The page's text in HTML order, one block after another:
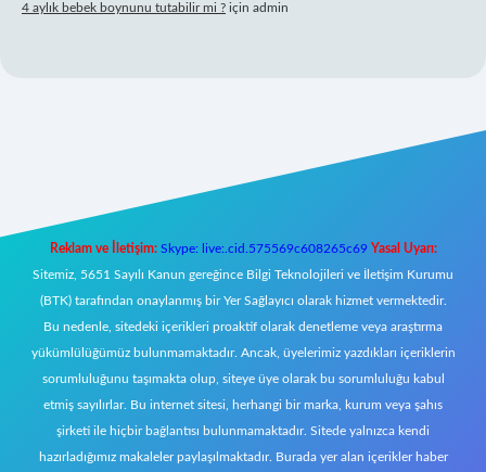
4 aylık bebek boynunu tutabilir mi ? için admin
Reklam ve İletişim: Skype: live:.cid.575569c608265c69 Yasal Uyarı:
Sitemiz, 5651 Sayılı Kanun gereğince Bilgi Teknolojileri ve İletişim Kurumu
(BTK) tarafından onaylanmış bir Yer Sağlayıcı olarak hizmet vermektedir.
Bu nedenle, sitedeki içerikleri proaktif olarak denetleme veya araştırma
yükümlülüğümüz bulunmamaktadır. Ancak, üyelerimiz yazdıkları içeriklerin
sorumluluğunu taşımakta olup, siteye üye olarak bu sorumluluğu kabul
etmiş sayılırlar. Bu internet sitesi, herhangi bir marka, kurum veya şahıs
şirketi ile hiçbir bağlantısı bulunmamaktadır. Sitede yalnızca kendi
hazırladığımız makaleler paylaşılmaktadır. Burada yer alan içerikler haber